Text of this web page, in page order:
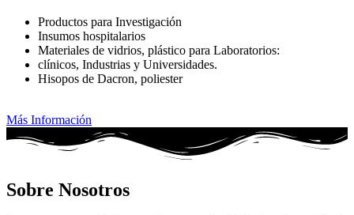
Productos para Investigación
Insumos hospitalarios
Materiales de vidrios, plástico para Laboratorios:
clínicos, Industrias y Universidades.
Hisopos de Dacron, poliester
Más Información
Sobre Nosotros